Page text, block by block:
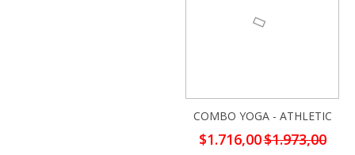
COMBO YOGA - ATHLETIC
Precio
especial
$1.716,00$1.973,00